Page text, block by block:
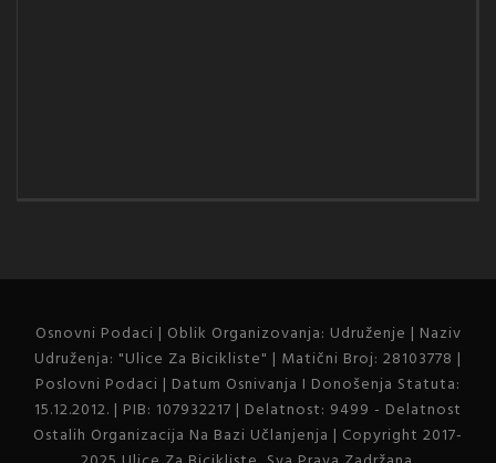
Osnovni Podaci | Oblik Organizovanja: Udruženje | Naziv
Udruženja: "Ulice Za Bicikliste" | Matični Broj: 28103778 |
Poslovni Podaci | Datum Osnivanja I Donošenja Statuta:
15.12.2012. | PIB: 107932217 | Delatnost: 9499 - Delatnost
Ostalih Organizacija Na Bazi Učlanjenja | Copyright 2017-